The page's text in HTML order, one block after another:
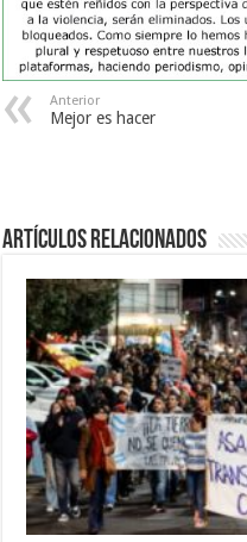
Anterior
Mejor es hacer
Artículos Relacionados